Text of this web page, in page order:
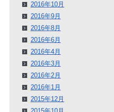
2016年10月
2016年9月
2016年8月
2016年6月
2016年4月
2016年3月
2016年2月
2016年1月
2015年12月